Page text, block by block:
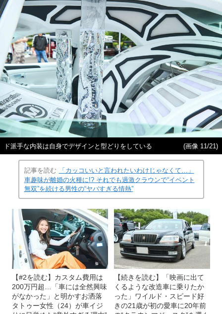
ド派手な内装は自身でデザインと型どりをしている (画像 11/21)
記事を読む
「カッコいいと言われたいわけじゃなくて…」
車趣味が離婚の火種に!? それでも過激クラウンで“イベント
無双”を続ける男性の“ヤバすぎる情熱”
【#2を読む】カスタム費用は
200万円超…「車には全然興味
がなかった」と明かすお洒落
タトゥー女性（24）が車イジ
【続きを読む】「映画に出て
くるような改造車に乗りたか
った」ワイルド・スピード好
きの21歳が初の愛車に20年前